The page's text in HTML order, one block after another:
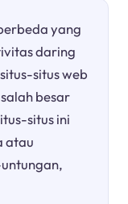
yang
daring
situs web
besar
situs ini
atau